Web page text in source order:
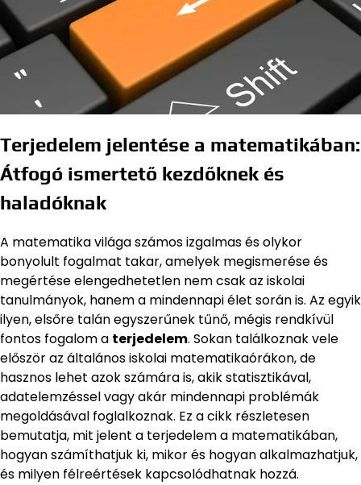
Terjedelem jelentése a matematikában:
Átfogó ismertető kezdőknek és
haladóknak
A matematika világa számos izgalmas és olykor
bonyolult fogalmat takar, amelyek megismerése és
megértése elengedhetetlen nem csak az iskolai
tanulmányok, hanem a mindennapi élet során is. Az egyik
ilyen, elsőre talán egyszerűnek tűnő, mégis rendkívül
fontos fogalom a terjedelem. Sokan találkoznak vele
először az általános iskolai matematikaórákon, de
hasznos lehet azok számára is, akik statisztikával,
adatelemzéssel vagy akár mindennapi problémák
megoldásával foglalkoznak. Ez a cikk részletesen
bemutatja, mit jelent a terjedelem a matematikában,
hogyan számíthatjuk ki, mikor és hogyan alkalmazhatjuk,
és milyen félreértések kapcsolódhatnak hozzá.